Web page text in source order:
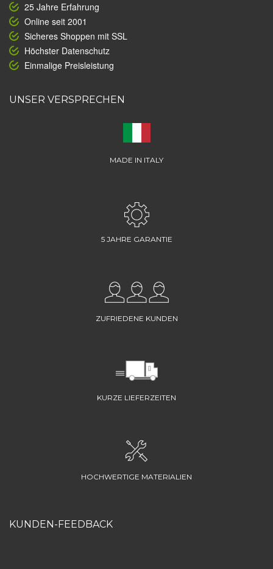
25 Jahre Erfahrung
Online seit 2001
Sicheres Shoppen mit SSL
Höchster Datenschutz
Einmalige Preisleistung
UNSER VERSPRECHEN
MADE IN ITALY
5 JAHRE GARANTIE
ZUFRIEDENE KUNDEN
KURZE LIEFERZEITEN
HOCHWERTIGE MATERIALIEN
KUNDEN-FEEDBACK